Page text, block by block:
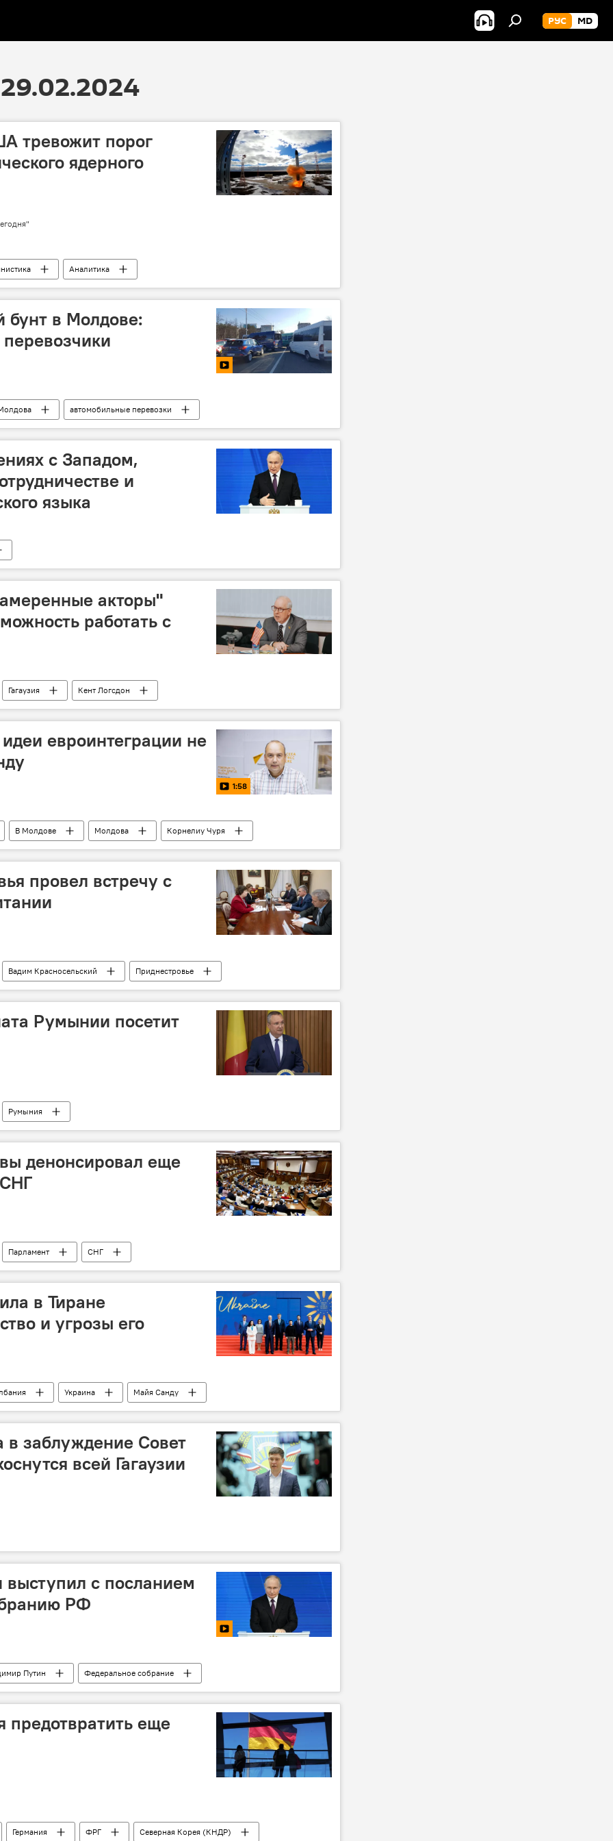
РУС MD
тревожит порог
ядерного
Аналитика
бунт в Молдове:
автомобильные перевозки
с Западом,
и
языка
акторы"
работать с
Гагаузия Кент Логсдон
евроинтеграции не
1:58
В Молдове Молдова
Корнелиу Чуря
2024
провел встречу с
Вадим Красносельский Приднестровье
Румынии посетит
Румыния
денонсировал еще
Парламент СНГ
в Тиране
и угрозы его
Украина Майя Санду
в заблуждение Совет
всей Гагаузии
с посланием
РФ
Путин Федеральное собрание
предотвратить еще
Германия ФРГ Северная Корея (КНДР)